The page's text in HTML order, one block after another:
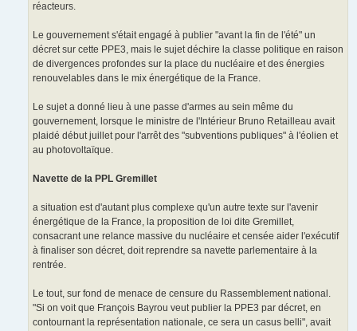
réacteurs.
Le gouvernement s'était engagé à publier "avant la fin de l'été" un
décret sur cette PPE3, mais le sujet déchire la classe politique en raison
de divergences profondes sur la place du nucléaire et des énergies
renouvelables dans le mix énergétique de la France.
Le sujet a donné lieu à une passe d'armes au sein même du
gouvernement, lorsque le ministre de l'Intérieur Bruno Retailleau avait
plaidé début juillet pour l'arrêt des "subventions publiques" à l'éolien et
au photovoltaïque.
Navette de la PPL Gremillet
a situation est d'autant plus complexe qu'un autre texte sur l'avenir
énergétique de la France, la proposition de loi dite Gremillet,
consacrant une relance massive du nucléaire et censée aider l'exécutif
à finaliser son décret, doit reprendre sa navette parlementaire à la
rentrée.
Le tout, sur fond de menace de censure du Rassemblement national.
"Si on voit que François Bayrou veut publier la PPE3 par décret, en
contournant la représentation nationale, ce sera un casus belli", avait